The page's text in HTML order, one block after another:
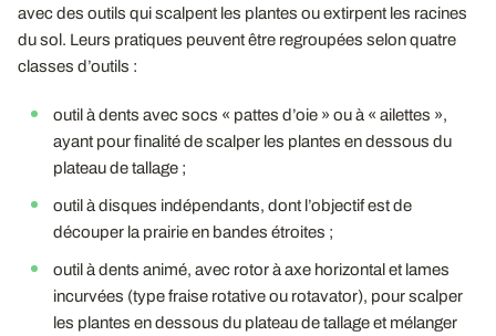
avec des outils qui scalpent les plantes ou extirpent les racines
du sol. Leurs pratiques peuvent être regroupées selon quatre
classes d’outils :
outil à dents avec socs « pattes d’oie » ou à « ailettes »,
ayant pour finalité de scalper les plantes en dessous du
plateau de tallage ;
outil à disques indépendants, dont l’objectif est de
découper la prairie en bandes étroites ;
outil à dents animé, avec rotor à axe horizontal et lames
incurvées (type fraise rotative ou rotavator), pour scalper
les plantes en dessous du plateau de tallage et mélanger